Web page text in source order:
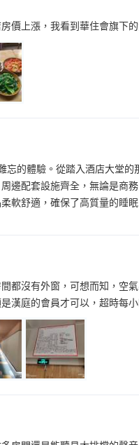
價上漲，我看到華住會旗下
忘的體驗。從踏入酒店大堂
邊配套設施齊全，無論是商
軟舒適，確保了高質量的睡
都沒有外窗，可想而知，空
漢庭的會員才可以，超時每